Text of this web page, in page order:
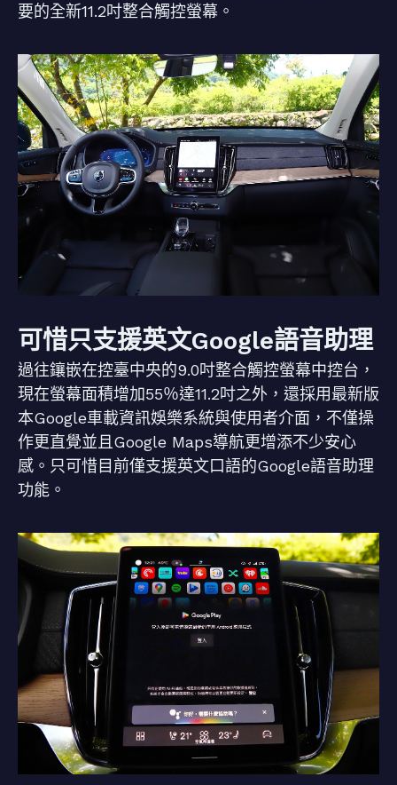
要的全新11.2吋整合觸控螢幕。
可惜只支援英文Google語音助理
過往鑲嵌在控臺中央的9.0吋整合觸控螢幕中控台，
現在螢幕面積增加55％達11.2吋之外，還採用最新版
本Google車載資訊娛樂系統與使用者介面，不僅操
作更直覺並且Google Maps導航更增添不少安心
感。只可惜目前僅支援英文口語的Google語音助理
功能。